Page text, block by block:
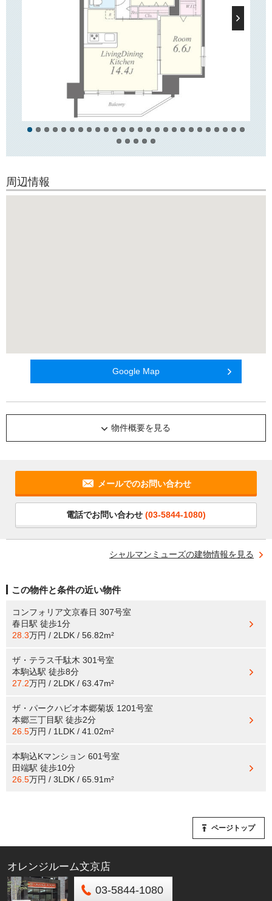
2015年9月竣工、地上14階建ての建物です。
TVモニターつきオートロックやセキュリティー機能つきエレベーター、
セキュリティー面も充実！
お部屋は1Kから2LDKまで、シングル～家族向けの幅広いラインナップで
水回りなどの設備や、充実した収納も魅力です！
高速インターネット「SEIWA BB」が無料
月々の経費も節約可能♪
近隣にはスーパー「まいばすけっと」や郵便局、コンビニなどがござい
また少し足を延ばせば、スーパー「サントク」「コープ」「クイーンズ
「オリンピック」など、生活に便利なお店がたくさんございます！
周辺情報
Google Map
物件概要を見る
メールでのお問い合わせ
電話でお問い合わせ (03-5844-1080)
シャルマンミューズの建物情報を見る
この物件と条件の近い物件
コンフォリア文京春日 307号室
春日駅 徒歩1分
28.3万円 / 2LDK / 56.82m²
ザ・テラス千駄木 301号室
本駒込駅 徒歩8分
27.2万円 / 2LDK / 63.47m²
ザ・パークハビオ本郷菊坂 1201号室
本郷三丁目駅 徒歩2分
26.5万円 / 1LDK / 41.02m²
本駒込Kマンション 601号室
田端駅 徒歩10分
26.5万円 / 3LDK / 65.91m²
ページトップ
オレンジルーム文京店
03-5844-1080